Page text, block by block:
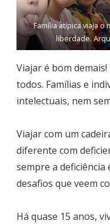
Família atípica viaja
liberdade.
Viajar é bom
todos. Famílias e
intelectuais, nem
Viajar com um
diferente com
sempre a deficiência
desafios que veem
Há quase 15 anos,